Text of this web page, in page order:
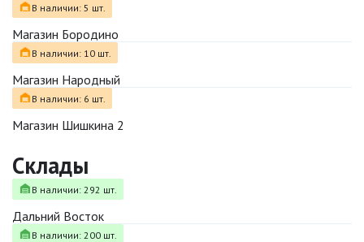
В наличии: 5 шт.
Магазин Бородино
В наличии: 10 шт.
Магазин Народный
В наличии: 6 шт.
Магазин Шишкина 2
Склады
В наличии: 292 шт.
Дальний Восток
В наличии: 200 шт.